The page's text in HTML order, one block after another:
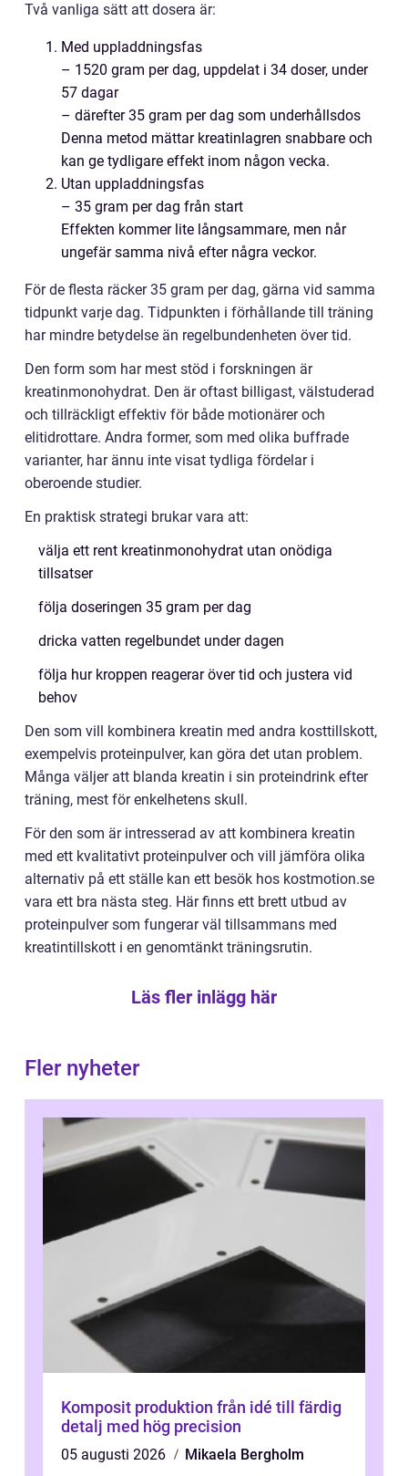
Två vanliga sätt att dosera är:
Med uppladdningsfas
– 1520 gram per dag, uppdelat i 34 doser, under
57 dagar
– därefter 35 gram per dag som underhållsdos
Denna metod mättar kreatinlagren snabbare och
kan ge tydligare effekt inom någon vecka.
Utan uppladdningsfas
– 35 gram per dag från start
Effekten kommer lite långsammare, men når
ungefär samma nivå efter några veckor.
För de flesta räcker 35 gram per dag, gärna vid samma
tidpunkt varje dag. Tidpunkten i förhållande till träning
har mindre betydelse än regelbundenheten över tid.
Den form som har mest stöd i forskningen är
kreatinmonohydrat. Den är oftast billigast, välstuderad
och tillräckligt effektiv för både motionärer och
elitidrottare. Andra former, som med olika buffrade
varianter, har ännu inte visat tydliga fördelar i
oberoende studier.
En praktisk strategi brukar vara att:
välja ett rent kreatinmonohydrat utan onödiga
tillsatser
följa doseringen 35 gram per dag
dricka vatten regelbundet under dagen
följa hur kroppen reagerar över tid och justera vid
behov
Den som vill kombinera kreatin med andra kosttillskott,
exempelvis proteinpulver, kan göra det utan problem.
Många väljer att blanda kreatin i sin proteindrink efter
träning, mest för enkelhetens skull.
För den som är intresserad av att kombinera kreatin
med ett kvalitativt proteinpulver och vill jämföra olika
alternativ på ett ställe kan ett besök hos kostmotion.se
vara ett bra nästa steg. Här finns ett brett utbud av
proteinpulver som fungerar väl tillsammans med
kreatintillskott i en genomtänkt träningsrutin.
Läs fler inlägg här
Fler nyheter
Komposit produktion från idé till färdig
detalj med hög precision
05 augusti 2026 Mikaela Bergholm